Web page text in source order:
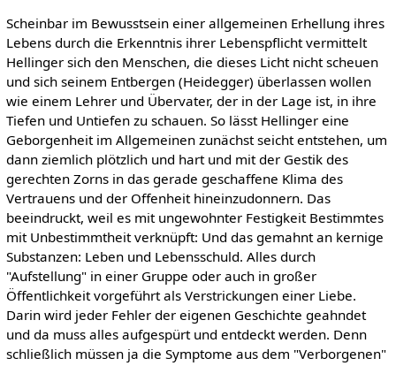
Scheinbar im Bewusstsein einer allgemeinen Erhellung ihres
Lebens durch die Erkenntnis ihrer Lebenspflicht vermittelt
Hellinger sich den Menschen, die dieses Licht nicht scheuen
und sich seinem Entbergen (Heidegger) überlassen wollen
wie einem Lehrer und Übervater, der in der Lage ist, in ihre
Tiefen und Untiefen zu schauen. So lässt Hellinger eine
Geborgenheit im Allgemeinen zunächst seicht entstehen, um
dann ziemlich plötzlich und hart und mit der Gestik des
gerechten Zorns in das gerade geschaffene Klima des
Vertrauens und der Offenheit hineinzudonnern. Das
beeindruckt, weil es mit ungewohnter Festigkeit Bestimmtes
mit Unbestimmtheit verknüpft: Und das gemahnt an kernige
Substanzen: Leben und Lebensschuld. Alles durch
"Aufstellung" in einer Gruppe oder auch in großer
Öffentlichkeit vorgeführt als Verstrickungen einer Liebe.
Darin wird jeder Fehler der eigenen Geschichte geahndet
und da muss alles aufgespürt und entdeckt werden. Denn
schließlich müssen ja die Symptome aus dem "Verborgenen"